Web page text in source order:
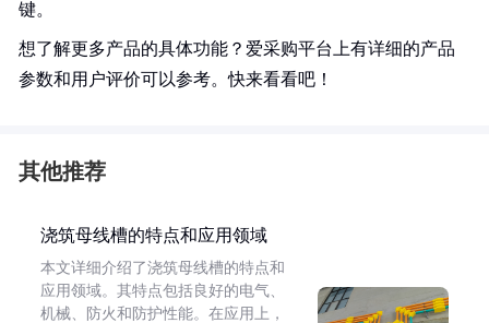
键。
想了解更多产品的具体功能？爱采购平台上有详细的产品
参数和用户评价可以参考。快来看看吧！
其他推荐
浇筑母线槽的特点和应用领域
本文详细介绍了浇筑母线槽的特点和
应用领域。其特点包括良好的电气、
机械、防火和防护性能。在应用上，